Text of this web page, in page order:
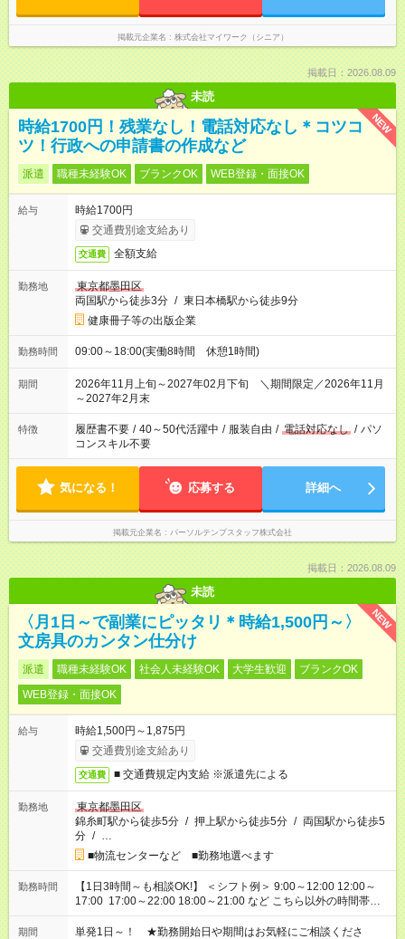
掲載元企業名 株式会社マイワーク（シニア）
掲載日：2026.08.09
未読
NEW
時給1700円！残業なし！電話対応なし＊コツコ
ツ！行政への申請書の作成など
派遣 職種未経験OK ブランクOK WEB登録・面接OK
給与
時給1700円
交通費別途支給あり
交通費 全額支給
勤務地
東京都墨田区
両国駅から徒歩3分 / 東日本橋駅から徒歩9分
健康冊子等の出版企業
勤務時間 09:00～18:00(実働8時間 休憩1時間)
期間
2026年11月上旬～2027年02月下旬 ＼期間限定／2026年11月
～2027年2月末
特徴 履歴書不要 / 40～50代活躍中 / 服装自由 / 電話対応なし / パソ
コンスキル不要
気になる！ 応募する 詳細へ
掲載元企業名 パーソルテンプスタッフ株式会社
掲載日：2026.08.09
未読
NEW
〈月1日～で副業にピッタリ＊時給1,500円～〉
文房具のカンタン仕分け
派遣 職種未経験OK 社会人未経験OK 大学生歓迎
ブランクOK
WEB登録・面接OK
給与
時給1,500円～1,875円
交通費別途支給あり
交通費 ■ 交通費規定内支給 ※派遣先による
勤務地
東京都墨田区
錦糸町駅から徒歩5分 / 押上駅から徒歩5分 / 両国駅から徒歩5
分 / …
■物流センターなど ■勤務地選べます
勤務時間
【1日3時間～も相談OK!】 ＜シフト例＞ 9:00～12:00 12:00～
17:00 17:00～22:00 18:00～21:00 など こちら以外の時間帯も
お気軽にご相談ください！
期間
単発1日～！ ★勤務開始日や期間はお気軽にご相談くださ